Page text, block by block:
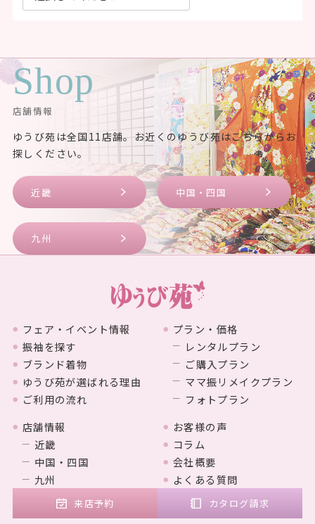
Shop
店舗情報
ゆうび苑は全国11店舗。お近くのゆうび苑はこちらからお
探しください。
近畿 中国・四国
九州
フェア・イベント情報
振袖を探す
ブランド着物
ゆうび苑が選ばれる理由
ご利用の流れ
プラン・価格
レンタルプラン
ご購入プラン
ママ振リメイクプラン
フォトプラン
店舗情報
近畿
中国・四国
九州
お客様の声
コラム
会社概要
よくある質問
来店予約 カタログ請求